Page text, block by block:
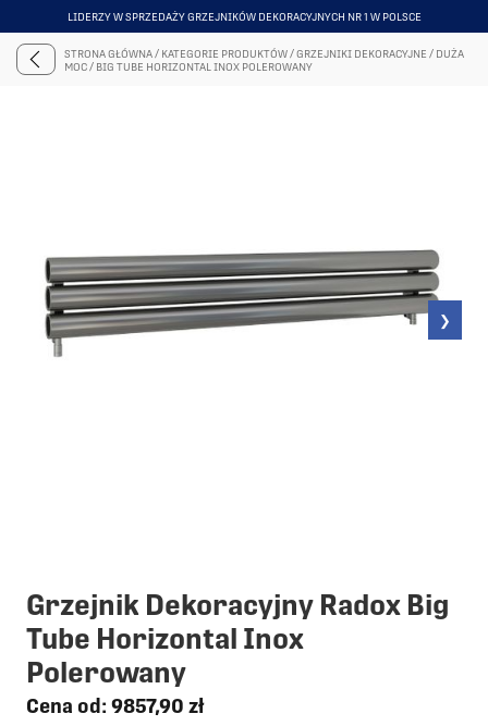
LIDERZY W SPRZEDAŻY GRZEJNIKÓW DEKORACYJNYCH NR 1 W POLSCE
ITEM
STRONA GŁÓWNA/ KATEGORIE PRODUKTÓW/GRZEJNIKI DEKORACYJNE / DUŻA
MOC/ BIG TUBE HORIZONTAL INOX POLEROWANY
❯
Grzejnik Dekoracyjny Radox Big
Tube Horizontal Inox
Polerowany
Cena od: 9857,90 zł